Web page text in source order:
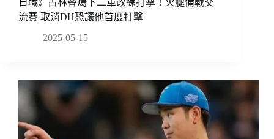
日職》古林睿煬下二軍改練打擊！火腿備戰交
流賽 取消DH恐讓他首度打擊
2025-05-15